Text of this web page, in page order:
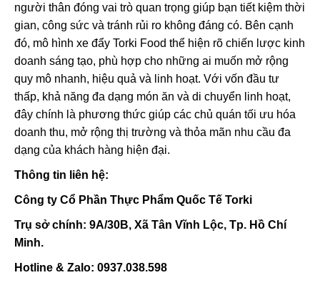
người thân đóng vai trò quan trọng giúp bạn tiết kiệm thời
gian, công sức và tránh rủi ro không đáng có. Bên cạnh
đó, mô hình xe đẩy Torki Food thể hiện rõ chiến lược kinh
doanh sáng tạo, phù hợp cho những ai muốn mở rộng
quy mô nhanh, hiệu quả và linh hoạt. Với vốn đầu tư
thấp, khả năng đa dạng món ăn và di chuyển linh hoạt,
đây chính là phương thức giúp các chủ quán tối ưu hóa
doanh thu, mở rộng thị trường và thỏa mãn nhu cầu đa
dạng của khách hàng hiện đại.
Thông tin liên hệ:
Công ty Cổ Phần Thực Phẩm Quốc Tế Torki
Trụ sở chính: 9A/30B, Xã Tân Vĩnh Lộc, Tp. Hồ Chí
Minh.
Hotline & Zalo: 0937.038.598